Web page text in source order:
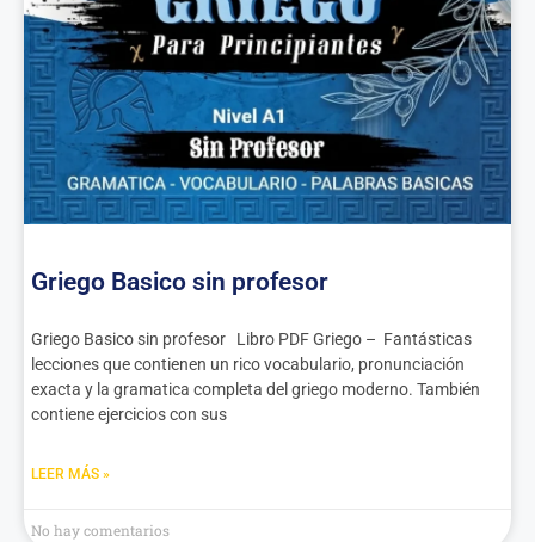
Griego Basico sin profesor
Griego Basico sin profesor Libro PDF Griego – Fantásticas
lecciones que contienen un rico vocabulario, pronunciación
exacta y la gramatica completa del griego moderno. También
contiene ejercicios con sus
LEER MÁS »
No hay comentarios